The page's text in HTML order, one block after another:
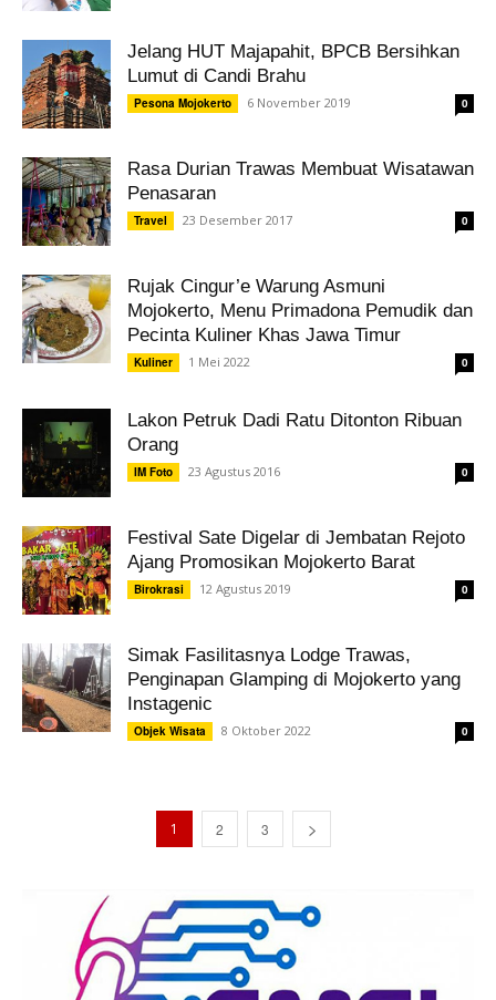
Jelang HUT Majapahit, BPCB Bersihkan
Lumut di Candi Brahu
Pesona Mojokerto 6 November 2019 0
Rasa Durian Trawas Membuat Wisatawan
Penasaran
Travel 23 Desember 2017 0
Rujak Cingur’e Warung Asmuni
Mojokerto, Menu Primadona Pemudik dan
Pecinta Kuliner Khas Jawa Timur
Kuliner 1 Mei 2022 0
Lakon Petruk Dadi Ratu Ditonton Ribuan
Orang
IM Foto 23 Agustus 2016 0
Festival Sate Digelar di Jembatan Rejoto
Ajang Promosikan Mojokerto Barat
Birokrasi 12 Agustus 2019 0
Simak Fasilitasnya Lodge Trawas,
Penginapan Glamping di Mojokerto yang
Instagenic
Objek Wisata 8 Oktober 2022 0
1 2 3